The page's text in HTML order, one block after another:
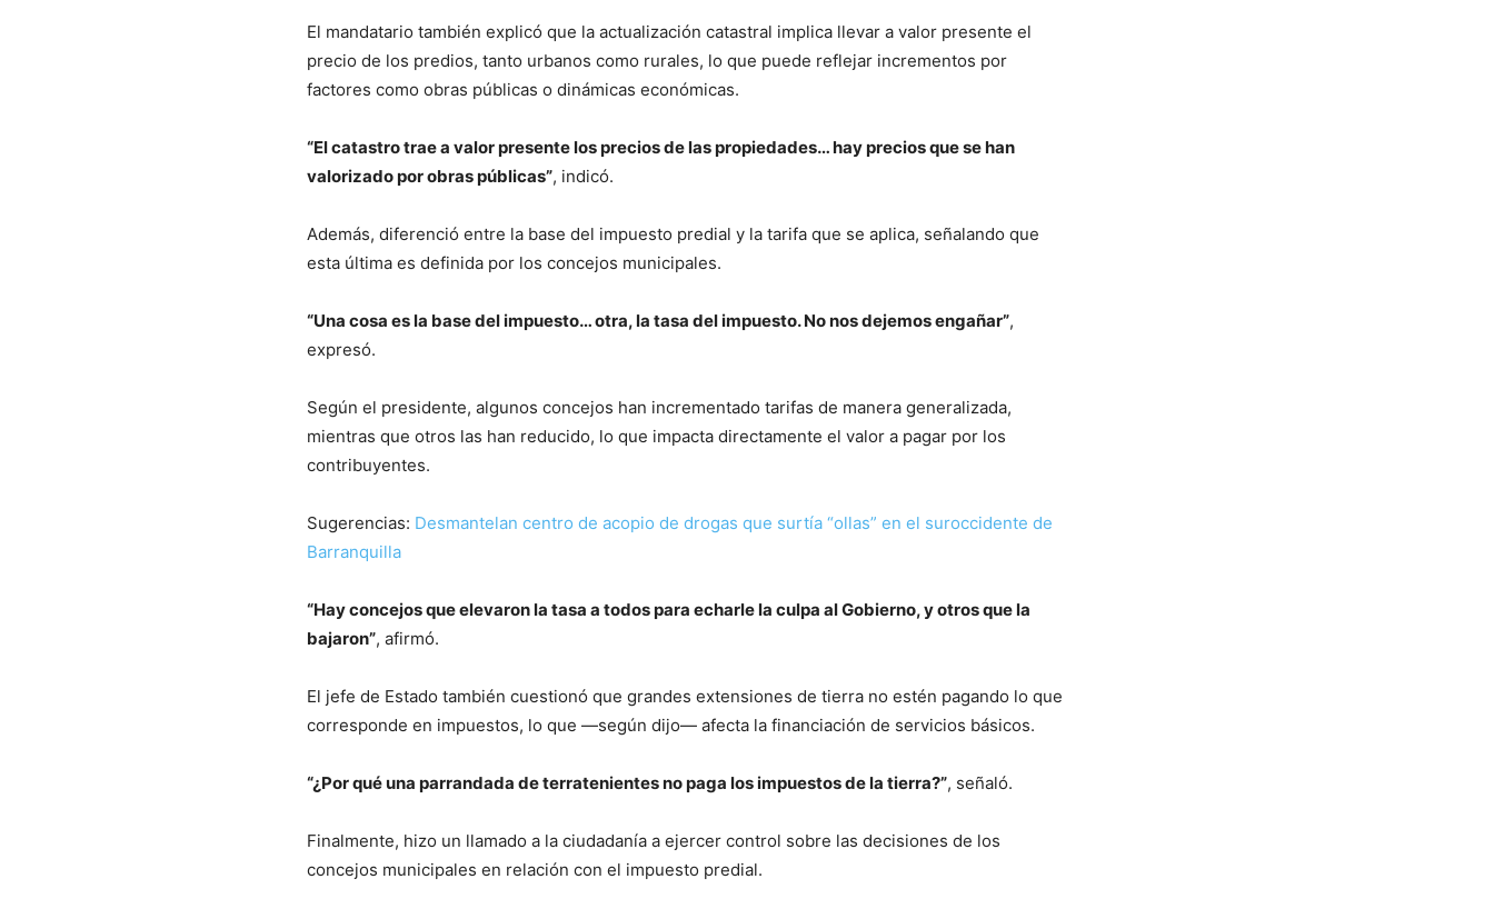
El mandatario también explicó que la actualización catastral implica llevar a valor presente el
precio de los predios, tanto urbanos como rurales, lo que puede reflejar incrementos por
factores como obras públicas o dinámicas económicas.
“El catastro trae a valor presente los precios de las propiedades… hay precios que se han
valorizado por obras públicas”, indicó.
Además, diferenció entre la base del impuesto predial y la tarifa que se aplica, señalando que
esta última es definida por los concejos municipales.
“Una cosa es la base del impuesto… otra, la tasa del impuesto. No nos dejemos engañar”,
expresó.
Según el presidente, algunos concejos han incrementado tarifas de manera generalizada,
mientras que otros las han reducido, lo que impacta directamente el valor a pagar por los
contribuyentes.
Sugerencias: Desmantelan centro de acopio de drogas que surtía “ollas” en el suroccidente de
Barranquilla
“Hay concejos que elevaron la tasa a todos para echarle la culpa al Gobierno, y otros que la
bajaron”, afirmó.
El jefe de Estado también cuestionó que grandes extensiones de tierra no estén pagando lo que
corresponde en impuestos, lo que —según dijo— afecta la financiación de servicios básicos.
“¿Por qué una parrandada de terratenientes no paga los impuestos de la tierra?”, señaló.
Finalmente, hizo un llamado a la ciudadanía a ejercer control sobre las decisiones de los
concejos municipales en relación con el impuesto predial.